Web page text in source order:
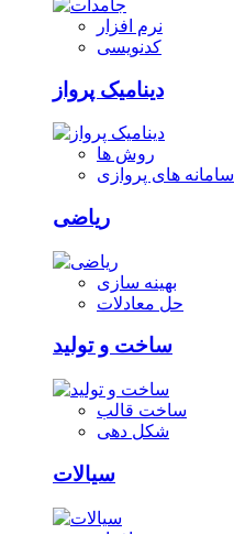
نرم افزار
کدنویسی
دینامیک پرواز
روش ها
سامانه های پروازی
ریاضی
بهینه سازی
حل معادلات
ساخت و تولید
ساخت قالب
شکل دهی
سیالات